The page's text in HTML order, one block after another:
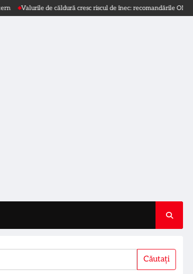
Valurile de căldură cresc riscul de înec: recomandările OMS
Căutați